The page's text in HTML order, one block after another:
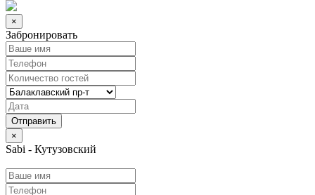
×
Забронировать
×
Sabi - Кутузовский